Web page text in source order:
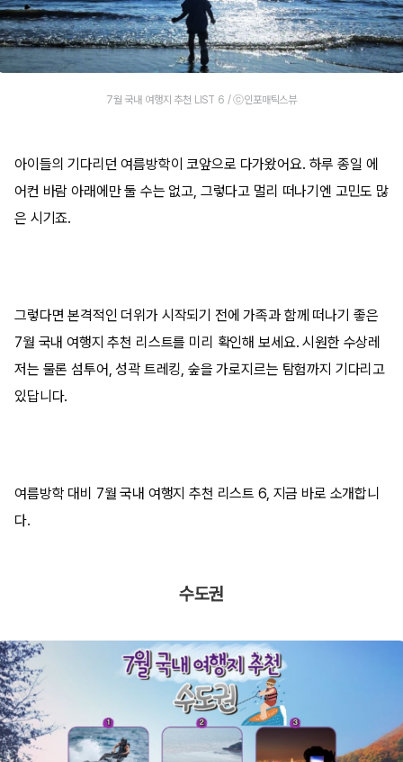
7월 국내 여행지 추천 LIST 6 / ⓒ인포매틱스뷰
아이들의 기다리던 여름방학이 코앞으로 다가왔어요. 하루 종일 에
어컨 바람 아래에만 둘 수는 없고, 그렇다고 멀리 떠나기엔 고민도 많
은 시기죠.
그렇다면 본격적인 더위가 시작되기 전에 가족과 함께 떠나기 좋은
7월 국내 여행지 추천 리스트를 미리 확인해 보세요. 시원한 수상레
저는 물론 섬투어, 성곽 트레킹, 숲을 가로지르는 탐험까지 기다리고
있답니다.
여름방학 대비 7월 국내 여행지 추천 리스트 6, 지금 바로 소개합니
다.
수도권